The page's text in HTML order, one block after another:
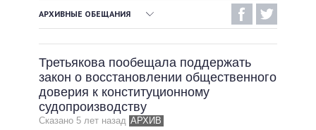
КАБИНЕТ МИНИСТРОВ
ВСЕ ПЕРСОНЫ
ПОДДЕРЖАТЬ
СРАВНЕНИЕ ПОЛИТИКОВ
АРХИВНЫЕ ОБЕЩАНИЯ
НЕВЫПОЛНЕННЫЕ ОБЕЩАНИЯ
ОБЕЩАНИЯ В ПРОЦЕССЕ
ВСЕ ОБЕЩАНИЯ
Третьякова пообещала поддержать
закон о восстановлении общественного
доверия к конституционному
судопроизводству
Сказано 5 лет назад АРХИВ